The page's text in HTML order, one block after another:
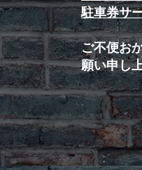
駐車券サ
ご不便お
願い申し